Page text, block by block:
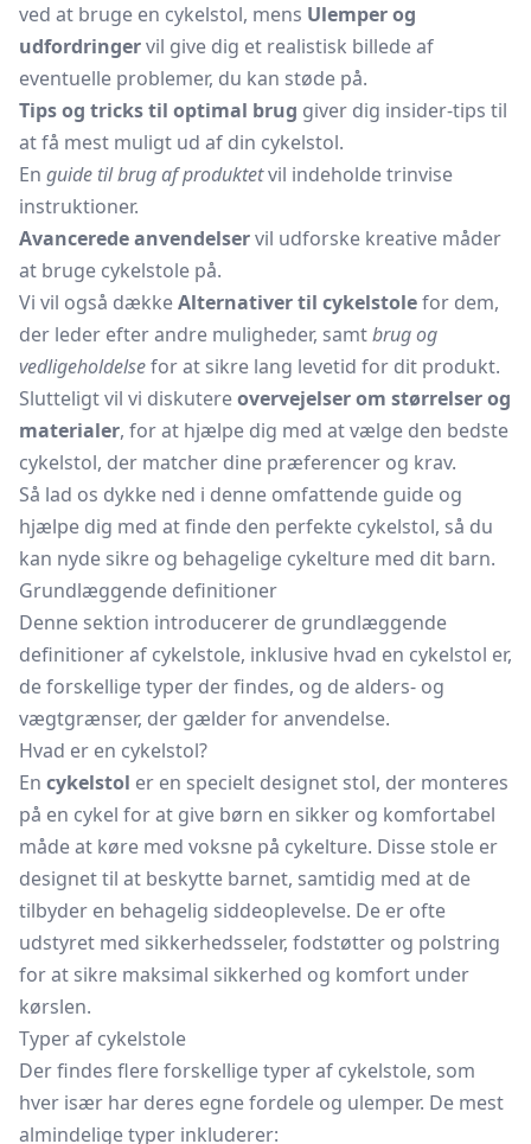
ved at bruge en cykelstol, mens Ulemper og
udfordringervil give dig et realistisk billede af
eventuelle problemer, du kan støde på.
Tips og tricks til optimal brug giver dig insider-tips til
at få mest muligt ud af din cykelstol.
En guide til brug af produktetvil indeholde trinvise
instruktioner.
Avancerede anvendelservil udforske kreative måder
at bruge cykelstole på.
Vi vil også dækkeAlternativer til cykelstolefor dem,
der leder efter andre muligheder, samtbrug og
vedligeholdelsefor at sikre lang levetid for dit produkt.
Slutteligt vil vi diskutereovervejelser om størrelser og
materialer, for at hjælpe dig med at vælge den bedste
cykelstol, der matcher dine præferencer og krav.
Så lad os dykke ned i denne omfattende guide og
hjælpe dig med at finde den perfekte cykelstol, så du
kan nyde sikre og behagelige cykelture med dit barn.
Grundlæggende definitioner
Denne sektion introducerer de grundlæggende
definitioner af cykelstole, inklusive hvad en cykelstol er,
de forskellige typer der findes, og de alders- og
vægtgrænser, der gælder for anvendelse.
Hvad er en cykelstol?
En cykelstol er en specielt designet stol, der monteres
på en cykel for at give børn en sikker og komfortabel
måde at køre med voksne på cykelture. Disse stole er
designet til at beskytte barnet, samtidig med at de
tilbyder en behagelig siddeoplevelse. De er ofte
udstyret med sikkerhedsseler, fodstøtter og polstring
for at sikre maksimal sikkerhed og komfort under
kørslen.
Typer af cykelstole
Der findes flere forskellige typer af cykelstole, som
hver især har deres egne fordele og ulemper. De mest
almindelige typer inkluderer: